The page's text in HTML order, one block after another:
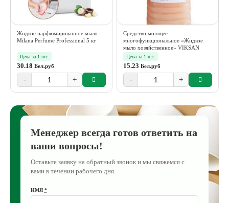
Жидкое парфюмированное мыло
Milana Perfume Professional 5 кг
Цена за 1 шт.
30.18 Бел.руб
- +
Средство моющее
многофункциональное «Жидкое
мыло хозяйственное» VIKSAN
5000 мл
Цена за 1 шт.
15.23 Бел.руб
- +
Менеджер всегда готов ответить на
ваши вопросы!
Оставьте заявку на обратный звонок и мы свяжемся с
вами в течении рабочего дня.
ИМЯ *